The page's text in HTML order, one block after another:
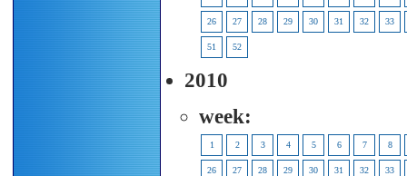
26 27 28 29 30 31 32 33
51 52
2010
week:
1 2 3 4 5 6 7 8
26 27 28 29 30 31 32 33